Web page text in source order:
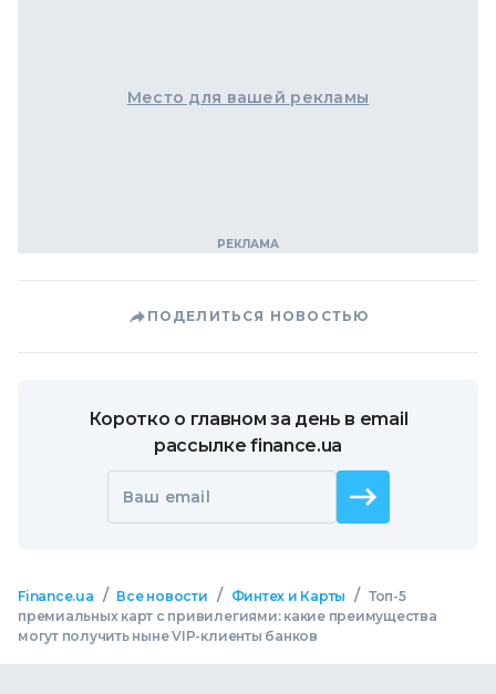
Место для вашей рекламы
ПОДЕЛИТЬСЯ НОВОСТЬЮ
Коротко о главном за день в email
рассылке finance.ua
Ваш email
Finance.ua / Все новости / Финтех и Карты / Топ-5
премиальных карт с привилегиями: какие преимущества
могут получить ныне VIP-клиенты банков